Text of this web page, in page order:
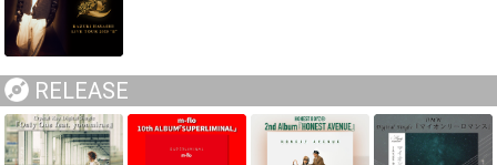
RELEASE